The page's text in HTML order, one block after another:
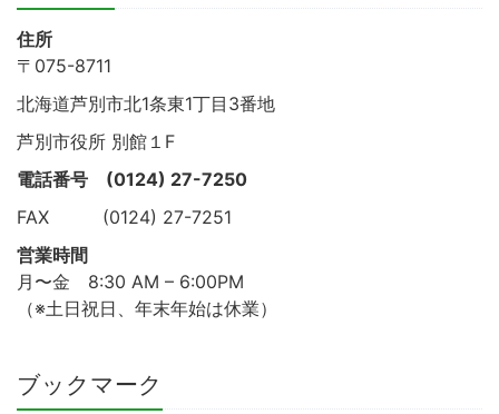
住所
〒075-8711
北海道芦別市北1条東1丁目3番地
芦別市役所 別館１F
電話番号 (0124) 27-7250
FAX (0124) 27-7251
営業時間
月〜金 8:30 AM – 6:00PM
（※土日祝日、年末年始は休業）
ブックマーク